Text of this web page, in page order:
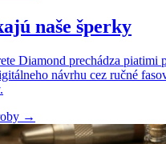
naše šperky
Diamond prechádza piatimi
návrhu cez ručné
→